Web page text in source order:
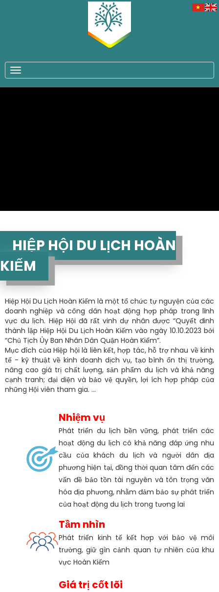
HIỆP HỘI DU LỊCH HOÀN
KIẾM
Hiệp Hội Du Lịch Hoàn Kiếm là một tổ chức tự nguyện của các
doanh nghiệp và công dân hoạt động hợp pháp trong lĩnh
vực du lịch. Hiệp Hội đã rất vinh dự nhân được “Quyết đinh
thành lập Hiệp Hội Du Lịch Hoàn Kiếm vào ngày 10.10.2023 bởi
“Chủ Tịch Ủy Ban Nhân Dân Quận Hoàn Kiếm”.
Mục đích của Hiệp hội là liên kết, hợp tác, hỗ trợ nhau về kinh
tế - kỹ thuật về kinh doanh dịch vụ, tạo bình ổn thị trường,
nâng cao giá trị chất lượng, sản phẩm du lịch và khả năng
cạnh tranh; đại diện và bảo vệ quyền, lợi ích hợp pháp của
những Hội viên tham gia. ...
Nhiệm vụ
Phát triển du lịch bền vững, phát triển các
hoạt động du lịch có khả năng đáp ứng nhu
cầu của khách du lịch và người dân địa
phương hiện tại, đồng thời quan tâm đến các
vấn đề bảo tồn tài nguyên và tôn trọng văn
hóa địa phương, nhằm đảm bảo sự phát triển
của hoạt động du lịch trong tương lai
Tầm nhìn
Phát triển kinh tế kết hợp với bảo vệ môi
trường, giữ gìn cảnh quan tự nhiên của khu
vực Hoàn Kiếm
Giá trị cốt lõi